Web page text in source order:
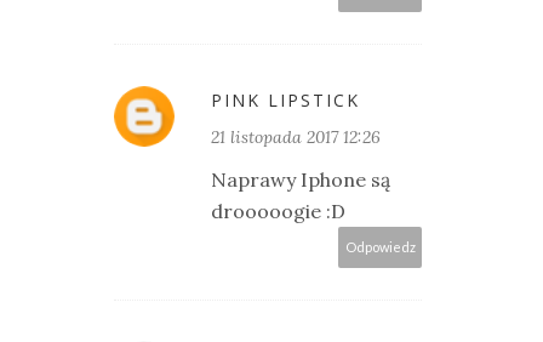
PINK LIPSTICK
21 listopada 2017 12:26
Naprawy Iphone są
drooooogie :D
Odpowiedz